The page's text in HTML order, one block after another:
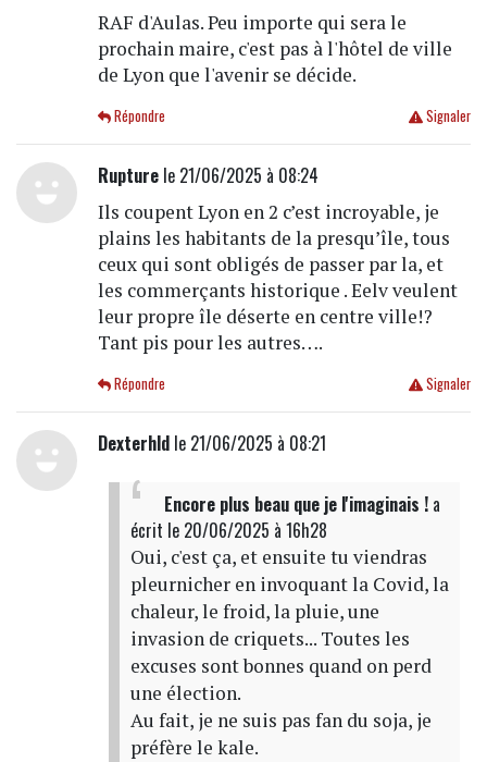
RAF d'Aulas. Peu importe qui sera le
prochain maire, c'est pas à l'hôtel de ville
de Lyon que l'avenir se décide.
Signaler
Répondre
Rupturele 21/06/2025 à 08:24
Ils coupent Lyon en 2 c’est incroyable, je
plains les habitants de la presqu’île, tous
ceux qui sont obligés de passer par la, et
les commerçants historique . Eelv veulent
leur propre île déserte en centre ville!?
Tant pis pour les autres….
Signaler
Répondre
Dexterhldle 21/06/2025 à 08:21
Encore plus beau que je l'imaginais !a
écrit le 20/06/2025 à 16h28
Oui, c'est ça, et ensuite tu viendras
pleurnicher en invoquant la Covid, la
chaleur, le froid, la pluie, une
invasion de criquets... Toutes les
excuses sont bonnes quand on perd
une élection.
Au fait, je ne suis pas fan du soja, je
préfère le kale.